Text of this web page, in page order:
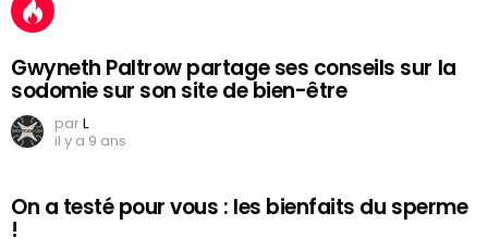
Gwyneth Paltrow partage ses conseils sur la
sodomie sur son site de bien-être
parL
il y a 9 ans
On a testé pour vous : les bienfaits du sperme
!